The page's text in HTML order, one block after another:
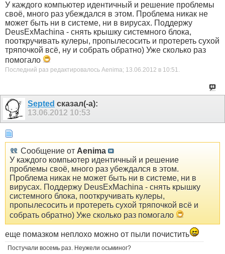
У каждого компьютер идентичный и решение проблемы
своё, много раз убеждался в этом. Проблема никак не
может быть ни в системе, ни в вирусах. Поддержу
DeusExMachina - снять крышку системного блока,
пооткручивать кулеры, пропылесосить и протереть сухой
тряпочкой всё, ну и собрать обратно) Уже сколько раз
помогало
Последний раз редактировалось Aenima; 13.06.2012 в 10:51.
Septed сказал(-а):
13.06.2012 10:53
Сообщение от Aenima
У каждого компьютер идентичный и решение
проблемы своё, много раз убеждался в этом.
Проблема никак не может быть ни в системе, ни в
вирусах. Поддержу DeusExMachina - снять крышку
системного блока, пооткручивать кулеры,
пропылесосить и протереть сухой тряпочкой всё и
собрать обратно) Уже сколько раз помогало
еще помазком неплохо можно от пыли почистить
Постучали восемь раз. Неужели осьминог?